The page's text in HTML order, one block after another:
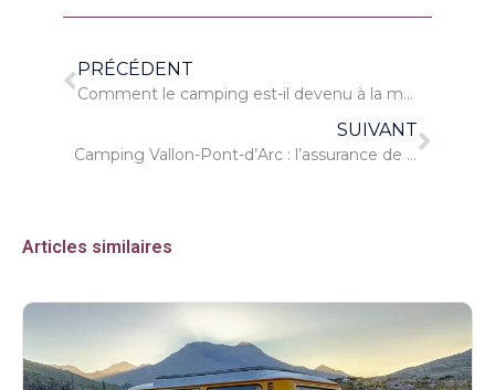
PRÉCÉDENT
Comment le camping est-il devenu à la mode ?
SUIVANT
Camping Vallon-Pont-d’Arc : l’assurance de vacances en famille réussie
Articles similaires